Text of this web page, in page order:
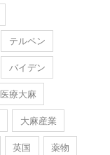
テルペン
バイデン
医療大麻
大麻産業
英国
薬物